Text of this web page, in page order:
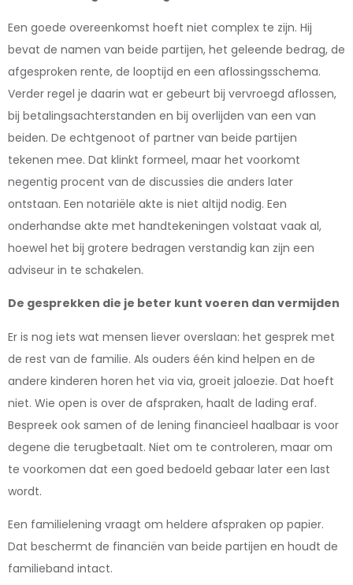
Een goede overeenkomst hoeft niet complex te zijn. Hij
bevat de namen van beide partijen, het geleende bedrag, de
afgesproken rente, de looptijd en een aflossingsschema.
Verder regel je daarin wat er gebeurt bij vervroegd aflossen,
bij betalingsachterstanden en bij overlijden van een van
beiden. De echtgenoot of partner van beide partijen
tekenen mee. Dat klinkt formeel, maar het voorkomt
negentig procent van de discussies die anders later
ontstaan. Een notariële akte is niet altijd nodig. Een
onderhandse akte met handtekeningen volstaat vaak al,
hoewel het bij grotere bedragen verstandig kan zijn een
adviseur in te schakelen.
De gesprekken die je beter kunt voeren dan vermijden
Er is nog iets wat mensen liever overslaan: het gesprek met
de rest van de familie. Als ouders één kind helpen en de
andere kinderen horen het via via, groeit jaloezie. Dat hoeft
niet. Wie open is over de afspraken, haalt de lading eraf.
Bespreek ook samen of de lening financieel haalbaar is voor
degene die terugbetaalt. Niet om te controleren, maar om
te voorkomen dat een goed bedoeld gebaar later een last
wordt.
Een familielening vraagt om heldere afspraken op papier.
Dat beschermt de financiën van beide partijen en houdt de
familieband intact.